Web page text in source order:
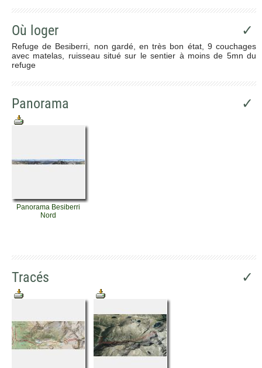
Où loger ✓
Refuge de Besiberri, non gardé, en très bon état, 9 couchages
avec matelas, ruisseau situé sur le sentier à moins de 5mn du
refuge
Panorama ✓
Panorama Besiberri
Nord
Tracés ✓